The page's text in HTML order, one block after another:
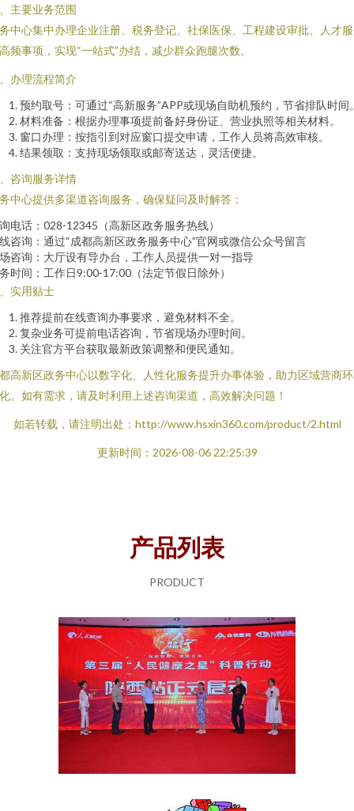
主要业务范围
中心集中办理企业注册、税务登记、社保医保、工程建设审批、人才
频事项，实现“一站式”办结，减少群众跑腿次数。
办理流程简介
预约取号：可通过“高新服务”APP或现场自助机预约，节省排队时间
材料准备：根据办理事项提前备好身份证、营业执照等相关材料。
窗口办理：按指引到对应窗口提交申请，工作人员将高效审核。
结果领取：支持现场领取或邮寄送达，灵活便捷。
咨询服务详情
中心提供多渠道咨询服务，确保疑问及时解答：
电话：028-12345（高新区政务服务热线）
咨询：通过“成都高新区政务服务中心”官网或微信公众号留言
咨询：大厅设有导办台，工作人员提供一对一指导
时间：工作日9:00-17:00（法定节假日除外）
实用贴士
推荐提前在线查询办事要求，避免材料不全。
复杂业务可提前电话咨询，节省现场办理时间。
关注官方平台获取最新政策调整和便民通知。
高新区政务中心以数字化、人性化服务提升办事体验，助力区域营商
。如有需求，请及时利用上述咨询渠道，高效解决问题！
如若转载，请注明出处：http://www.hsxin360.com/product/2.html
更新时间：2026-08-06 22:25:39
产品列表
PRODUCT